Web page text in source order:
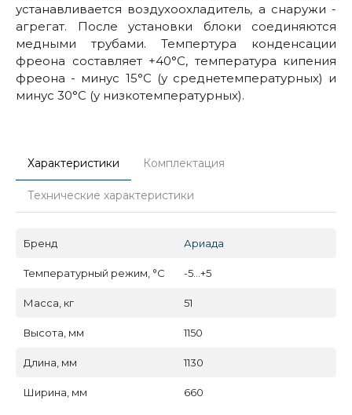
устанавливается воздухоохладитель, а снаружи -
агрегат. После установки блоки соединяются
медными трубами. Темпертура конденсации
фреона составляет +40°С, температура кипения
фреона - минус 15°С (у среднетемпературных) и
минус 30°С (у низкотемпературных).
Характеристики Комплектация
Технические характеристики
Бренд Ариада
Температурный режим, °C -5...+5
Масса, кг 51
Высота, мм 1150
Длина, мм 1130
Ширина, мм 660